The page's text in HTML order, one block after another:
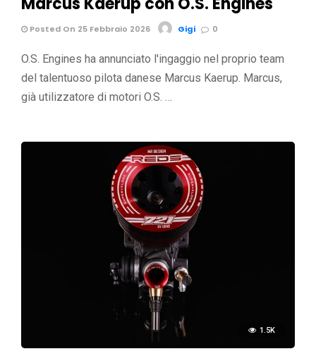
Posted On 25 Febbraio 2026 Gigi 0
O.S. Engines ha annunciato l'ingaggio nel proprio team
del talentuoso pilota danese Marcus Kaerup. Marcus,
già utilizzatore di motori O.S. …
1.5K